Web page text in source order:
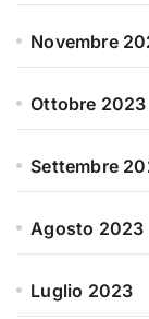
Novembre
Ottobre 2023
Settembre
Agosto 2023
Luglio 2023